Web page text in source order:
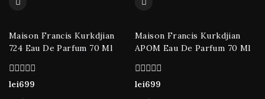
Maison Francis Kurkdjian
724 Eau De Parfum 70 Ml
0
lei699
Maison Francis Kurkdjian
APOM Eau De Parfum 70 Ml
0
lei699